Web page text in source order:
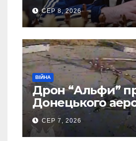
шахової слави
СЕР 8, 2026
ВІЙНА
Дрон “Альфи”
Донецького
спалив “Шахед”
запуску
СЕР 7, 2026